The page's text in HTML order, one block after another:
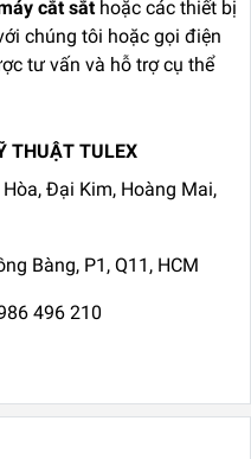
cắt sắt hoặc các thiết bị
chúng tôi hoặc gọi điện
tư vấn và hỗ trợ cụ thể
THUẬT TULEX
Đại Kim, Hoàng Mai,
Bàng, P1, Q11, HCM
496 210